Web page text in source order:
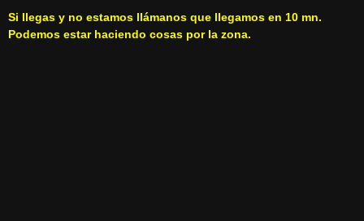
Si llegas y no estamos llámanos que llegamos en 10 mn.
Podemos estar haciendo cosas por la zona.